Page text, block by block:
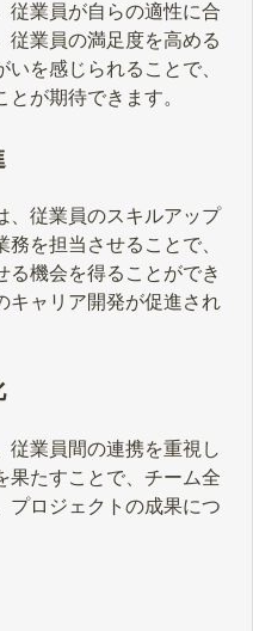
従業員が自らの適性に合
従業員の満足度を高める
を感じられることで、
が期待できます。
、従業員のスキルアップ
を担当させることで、
る機会を得ることができ
キャリア開発が促進され
従業員間の連携を重視し
果たすことで、チーム全
プロジェクトの成果につ